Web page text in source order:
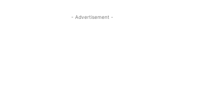
- Advertisement -